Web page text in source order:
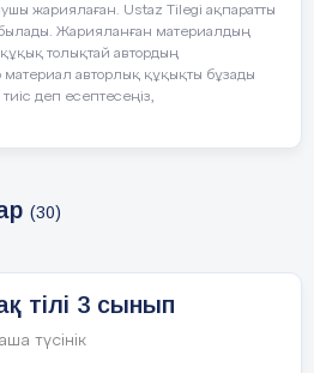
жариялаған. Ustaz Tilegi ақпаратты
Жарияланған материалдың
толықтай автордың
материал авторлық құқықты бұзады
деп есептесеңіз,
(30)
тілі 3 сынып
түсінік